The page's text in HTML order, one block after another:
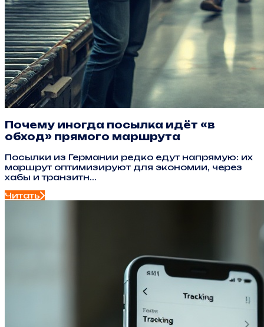
Почему иногда посылка идёт «в
обход» прямого маршрута
Посылки из Германии редко едут напрямую: их
маршрут оптимизируют для экономии, через
хабы и транзитн...
Читать